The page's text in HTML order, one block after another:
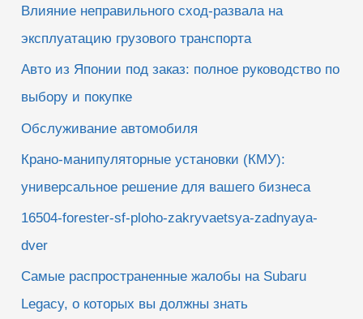
Влияние неправильного сход-развала на
эксплуатацию грузового транспорта
Авто из Японии под заказ: полное руководство по
выбору и покупке
Обслуживание автомобиля
Крано-манипуляторные установки (КМУ):
универсальное решение для вашего бизнеса
16504-forester-sf-ploho-zakryvaetsya-zadnyaya-
dver
Самые распространенные жалобы на Subaru
Legacy, о которых вы должны знать